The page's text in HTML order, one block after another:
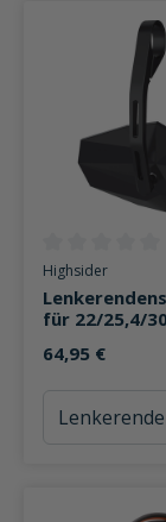
Highsider
für 22/25,4/
64,95 €